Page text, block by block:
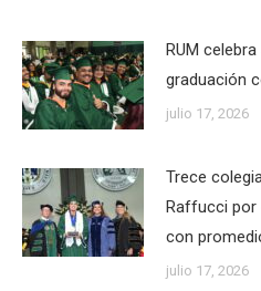
RUM
graduación
julio 17, 2026
Trece
Raffucci por
con
julio 17, 2026